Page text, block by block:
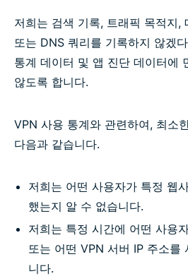
저희는 검색 기록, 트래픽 목적지,
또는 DNS 쿼리를 기록하지 않겠
통계 데이터 및 앱 진단 데이터에
않도록 합니다.
VPN 사용 통계와 관련하여, 최소
다음과 같습니다.
저희는 어떤 사용자가 특정 웹
했는지 알 수 없습니다.
저희는 특정 시간에 어떤 사용
또는 어떤 VPN 서버 IP 주소를
니다.